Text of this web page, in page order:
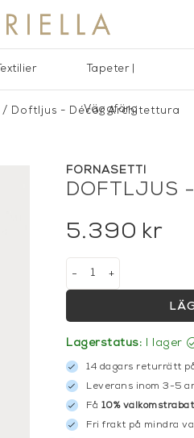
Textilier Tapeter |
Väggfärg
/ Doftljus - Décor Architettura
FORNASETTI
DOFTLJUS
5.390 kr
+
-
Lagerstatus: I lager
14 dagars returrätt
Leverans inom 3-5
Få 10%
Fri frakt på mindra